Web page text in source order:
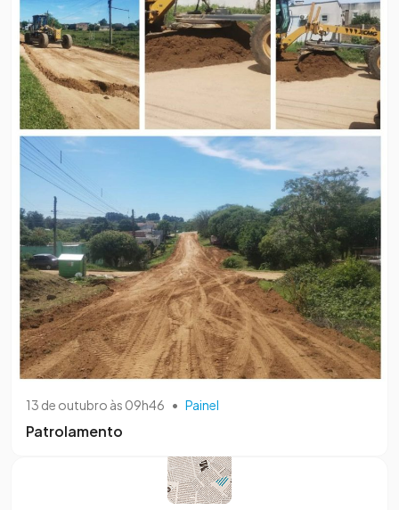
13 de outubro às 09h46 • Painel
Patrolamento